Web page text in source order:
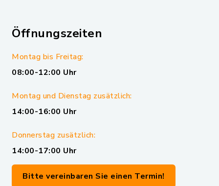
Öffnungszeiten
Montag bis Freitag:
08:00-12:00 Uhr
Montag und Dienstag zusätzlich:
14:00-16:00 Uhr
Donnerstag zusätzlich:
14:00-17:00 Uhr
Bitte vereinbaren Sie einen Termin!